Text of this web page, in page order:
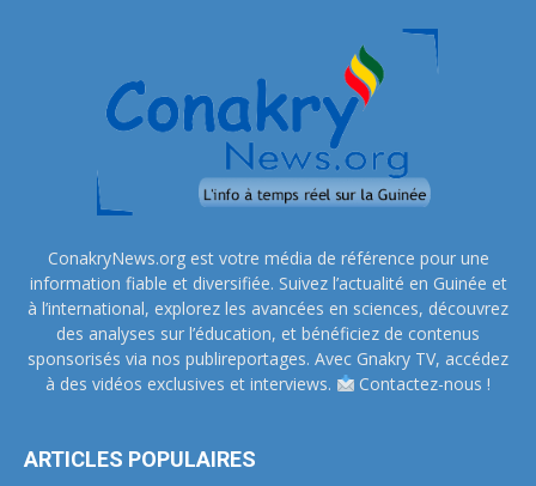
ConakryNews.org est votre média de référence pour une
information fiable et diversifiée. Suivez l’actualité en Guinée et
à l’international, explorez les avancées en sciences, découvrez
des analyses sur l’éducation, et bénéficiez de contenus
sponsorisés via nos publireportages. Avec Gnakry TV, accédez
à des vidéos exclusives et interviews.
Contactez-nous !
ARTICLES POPULAIRES